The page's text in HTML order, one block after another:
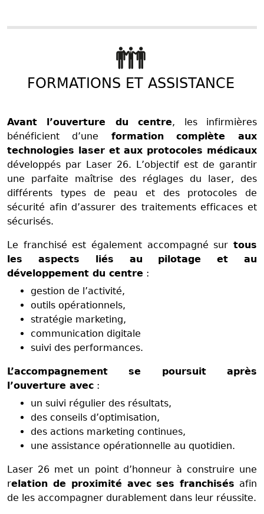
FORMATIONS ET ASSISTANCE
Avant l’ouverture du centre, les infirmières
bénéficient d’une formation complète aux
technologies laser et aux protocoles médicaux
développés par Laser 26. L’objectif est de garantir
une parfaite maîtrise des réglages du laser, des
différents types de peau et des protocoles de
sécurité afin d’assurer des traitements efficaces et
sécurisés.
Le franchisé est également accompagné sur tous
les aspects liés au pilotage et au
développement du centre :
gestion de l’activité,
outils opérationnels,
stratégie marketing,
communication digitale
suivi des performances.
L’accompagnement se poursuit après
l’ouverture avec :
un suivi régulier des résultats,
des conseils d’optimisation,
des actions marketing continues,
une assistance opérationnelle au quotidien.
Laser 26 met un point d’honneur à construire une
relation de proximité avec ses franchisés afin
de les accompagner durablement dans leur réussite.